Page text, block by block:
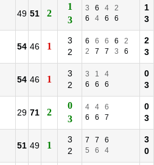
49 51 2
1
3
3 6 4
2
6
4 6 6
1
3
54 46 1
3
2
6 6 6 6
2
2
7 7 3 6
2
3
54 46 1
3
2
3 1
4
6
6 6
0
3
29 71 2
0
3
4 4
6
6
6 7
0
3
51 49 1
3
2
7 7
6
5
6 4
3
0